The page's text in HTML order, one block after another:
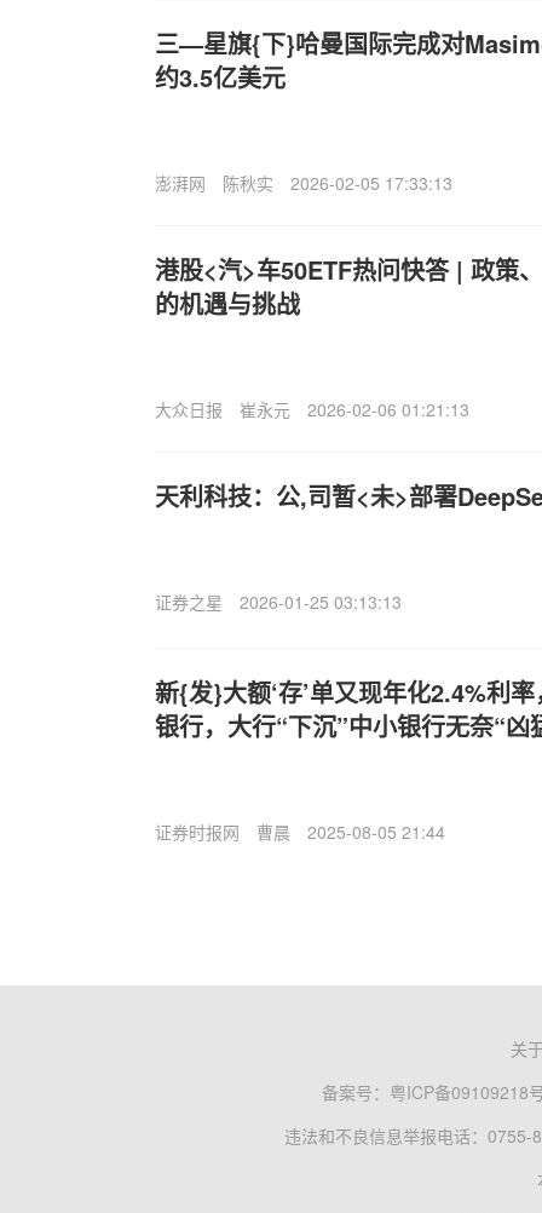
三—星旗{下}哈曼国际完成对
约3.5亿美元
澎湃网 陈秋实 2026-02-05 17:33:13
港股<汽>车50ETF热问快答 | 政策
的机遇与挑战
大众日报 崔永元 2026-02-06 01:21:13
天利科技：公,司暂<未>部署
证券之星 2026-01-25 03:13:13
新{发}大额‘存’单又现年化2.4%利
银行，大行“下沉”中小银行无奈“凶
证券时报网 曹晨 2025-08-05 21:44
关
备案号： 粤ICP备09109218
违法和不良信息举报电话：0755-